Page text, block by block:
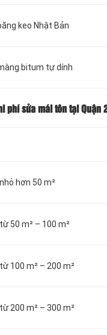
keo Nhật Bản
bitum tự dính
phí sửa mái tôn tại Quận
hơn 50 m²
50 m² – 100 m²
100 m² – 200 m²
200 m² – 300 m²